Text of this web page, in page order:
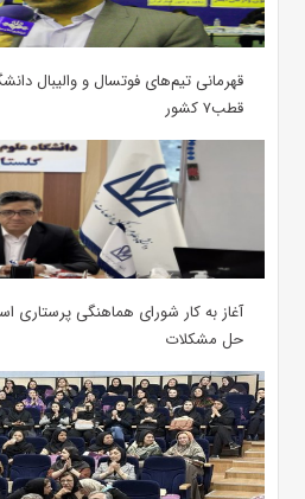
قهرمانی تیم‌های فوتسال و والیبال
قطب۷ کشور
آغاز به کار شورای هماهنگی پرستاری
حل مشکلات